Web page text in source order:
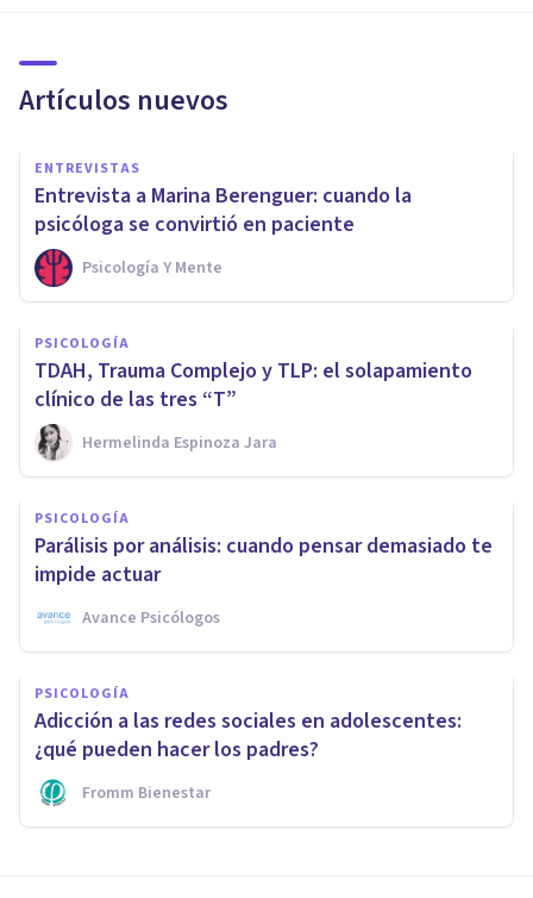
Artículos nuevos
ENTREVISTAS
Entrevista a Marina Berenguer: cuando la
psicóloga se convirtió en paciente
Psicología Y Mente
PSICOLOGÍA
TDAH, Trauma Complejo y TLP: el solapamiento
clínico de las tres “T”
Hermelinda Espinoza Jara
PSICOLOGÍA
Parálisis por análisis: cuando pensar demasiado te
impide actuar
Avance Psicólogos
PSICOLOGÍA
Adicción a las redes sociales en adolescentes:
¿qué pueden hacer los padres?
Fromm Bienestar